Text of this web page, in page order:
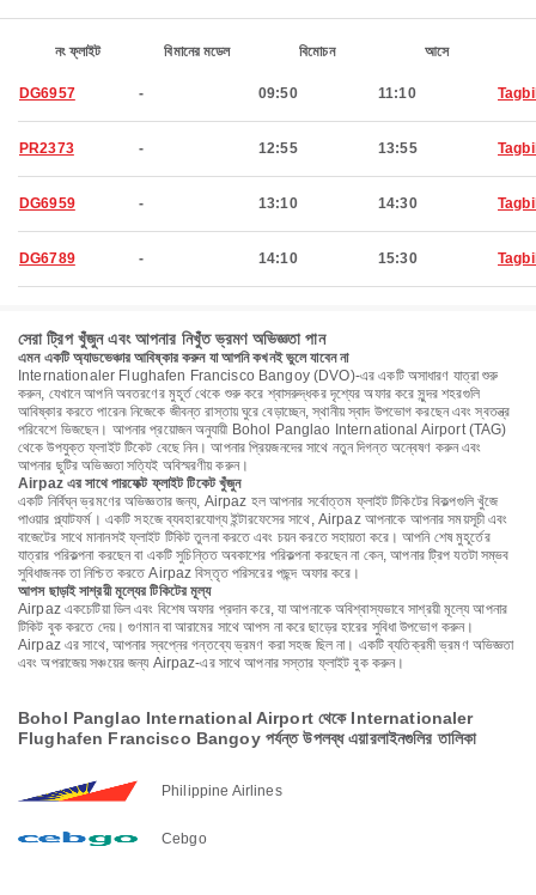
নং ফ্লাইট বিমানের মডেল বিমোচন আসে
DG6957 - 09:50 11:10
PR2373 - 12:55 13:55
DG6959 - 13:10 14:30
DG6789 - 14:10 15:30
সেরা ট্রিপ খুঁজুন এবং আপনার নিখুঁত ভ্রমণ অভিজ্ঞতা পান
এমন একটি অ্যাডভেঞ্চার আবিষ্কার করুন যা আপনি কখনই ভুলে যাবেন না
Internationaler Flughafen Francisco Bangoy (DVO)-এর একটি অসাধারণ যাত্রা শুরু
করুন, যেখানে আপনি অবতরণের মুহূর্ত থেকে শুরু করে শ্বাসরুদ্ধকর দৃশ্যের অফার করে সুন্দর শহরগুলি
আবিষ্কার করতে পারেন৷ নিজেকে জীবন্ত রাস্তায় ঘুরে বেড়াচ্ছেন, স্থানীয় স্বাদ উপভোগ করছেন এবং স্বতন্ত্র
পরিবেশে ভিজছেন। আপনার প্রয়োজন অনুযায়ী Bohol Panglao International Airport (TAG)
থেকে উপযুক্ত ফ্লাইট টিকেট বেছে নিন। আপনার প্রিয়জনদের সাথে নতুন দিগন্ত অন্বেষণ করুন এবং
আপনার ছুটির অভিজ্ঞতা সত্যিই অবিস্মরণীয় করুন।
Airpaz এর সাথে পারফেক্ট ফ্লাইট টিকেট খুঁজুন
একটি নির্বিঘ্ন ভ্রমণের অভিজ্ঞতার জন্য, Airpaz হল আপনার সর্বোত্তম ফ্লাইট টিকিটের বিকল্পগুলি খুঁজে
পাওয়ার প্ল্যাটফর্ম। একটি সহজে ব্যবহারযোগ্য ইন্টারফেসের সাথে, Airpaz আপনাকে আপনার সময়সূচী এবং
বাজেটের সাথে মানানসই ফ্লাইট টিকিট তুলনা করতে এবং চয়ন করতে সহায়তা করে। আপনি শেষ মুহূর্তের
যাত্রার পরিকল্পনা করছেন বা একটি সুচিন্তিত অবকাশের পরিকল্পনা করছেন না কেন, আপনার ট্রিপ যতটা সম্ভব
সুবিধাজনক তা নিশ্চিত করতে Airpaz বিস্তৃত পরিসরের পছন্দ অফার করে।
আপস ছাড়াই সাশ্রয়ী মূল্যের টিকিটের মূল্য
Airpaz একচেটিয়া ডিল এবং বিশেষ অফার প্রদান করে, যা আপনাকে অবিশ্বাস্যভাবে সাশ্রয়ী মূল্যে আপনার
টিকিট বুক করতে দেয়। গুণমান বা আরামের সাথে আপস না করে ছাড়ের হারের সুবিধা উপভোগ করুন।
Airpaz এর সাথে, আপনার স্বপ্নের গন্তব্যে ভ্রমণ করা সহজ ছিল না। একটি ব্যতিক্রমী ভ্রমণ অভিজ্ঞতা
এবং অপরাজেয় সঞ্চয়ের জন্য Airpaz-এর সাথে আপনার সস্তার ফ্লাইট বুক করুন।
Bohol Panglao International Airport থেকে Internationaler
Flughafen Francisco Bangoy পর্যন্ত উপলব্ধ এয়ারলাইনগুলির তালিকা
Philippine Airlines
Cebgo